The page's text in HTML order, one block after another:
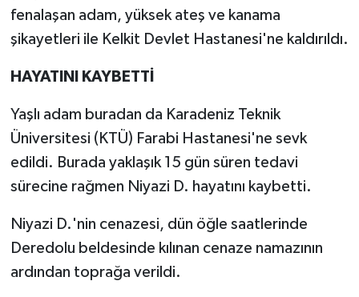
fenalaşan adam, yüksek ateş ve kanama
şikayetleri ile Kelkit Devlet Hastanesi'ne kaldırıldı.
HAYATINI KAYBETTİ
Yaşlı adam buradan da Karadeniz Teknik
Üniversitesi (KTÜ) Farabi Hastanesi'ne sevk
edildi. Burada yaklaşık 15 gün süren tedavi
sürecine rağmen Niyazi D. hayatını kaybetti.
Niyazi D.'nin cenazesi, dün öğle saatlerinde
Deredolu beldesinde kılınan cenaze namazının
ardından toprağa verildi.